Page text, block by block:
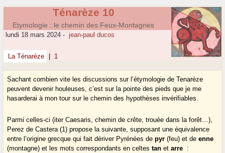
Ténarèze 10
Etymologie : le chemin des Feux-Montagnes
lundi 18 mars 2024 - jean-paul ducos
La Ténarèze 1
Sachant combien vite les discussions sur l’étymologie de Tenarèze
peuvent devenir houleuses, c’est sur la pointe des pieds que je me
hasarderai à mon tour sur le chemin des hypothèses invérifiables.
Parmi celles-ci (iter Caesaris, chemin de crête, trouée dans la forêt…),
Perez de Castera (1) propose la suivante, supposant une équivalence
entre l’origine grecque qui fait dériver Pyrénées depyr (feu) et deenne
(montagne) et les mots correspondants en celtestanetarre :